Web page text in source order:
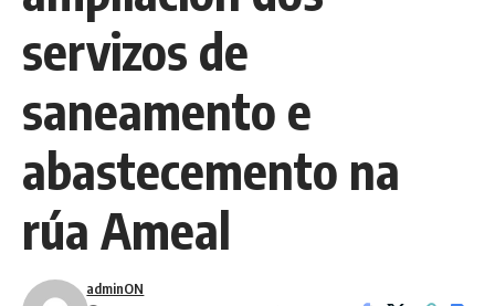
servizos de
saneamento e
abastecemento na
rúa Ameal
adminON